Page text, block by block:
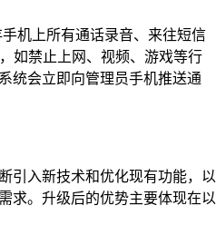
机上所有通话录音、来往短信
如禁止上网、视频、游戏等行
统会立即向管理员手机推送通
引入新技术和优化现有功能，以
求。升级后的优势主要体现在以